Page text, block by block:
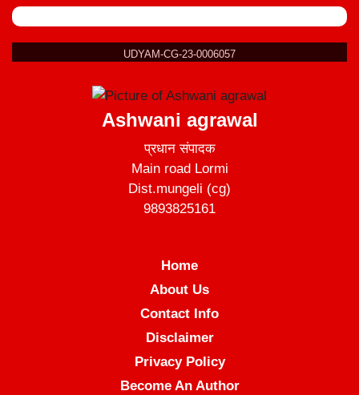
UDYAM-CG-23-0006057
Ashwani agrawal
प्रधान संपादक
Main road Lormi
Dist.mungeli (cg)
9893825161
Home
About Us
Contact Info
Disclaimer
Privacy Policy
Become An Author